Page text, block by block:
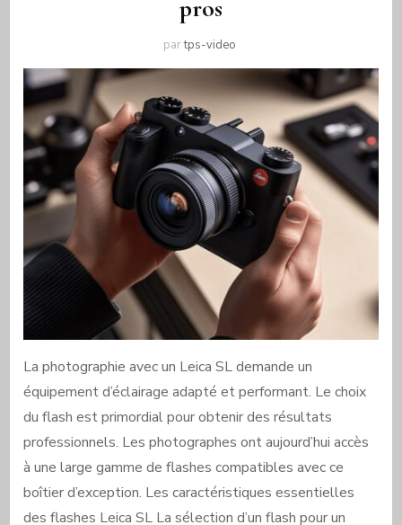
pros
partps-video
La photographie avec un Leica SL demande un
équipement d’éclairage adapté et performant. Le choix
du flash est primordial pour obtenir des résultats
professionnels. Les photographes ont aujourd’hui accès
à une large gamme de flashes compatibles avec ce
boîtier d’exception. Les caractéristiques essentielles
des flashes Leica SL La sélection d’un flash pour un